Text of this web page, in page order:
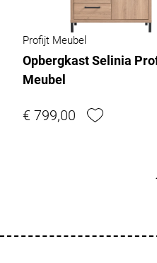
Profijt Meubel
Opbergkast Selinia
Meubel
€ 799,00